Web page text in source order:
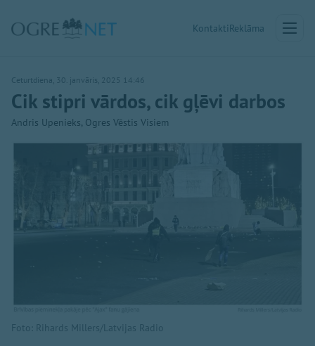
KontaktiReklāma
Ceturtdiena, 30. janvāris, 2025 14:46
Cik stipri vārdos, cik gļēvi darbos
Andris Upenieks, Ogres Vēstis Visiem
Foto: Rihards Millers/Latvijas Radio